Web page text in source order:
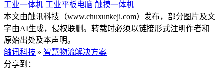
工业一体机 工业平板电脑 触摸一体机
本文由触讯科技（www.chuxunkeji.com）发布，部分图片及文
字由AI生成，侵权联删。转载时必须以链接形式注明作者和
原始出处及本声明。
触讯科技 » 智慧物流解决方案
分享到：